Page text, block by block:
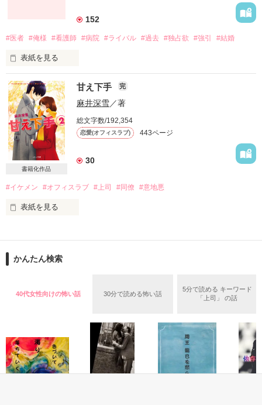
王子様のように優しい彼と
その優しさが嫌いな彼女
そんな二人の恋の始まりは
ある日の夜、ベッドの上から…！？
ひなた翠さま
読者様、皆々様に感謝
152
#医者 #俺様 #看護師 #病院 #ライバル #過去 #独占欲 #強引 #結婚
表紙を見る
「これ、私にですか？」
「そう、ただの下心だから」
百井　睦美(モモイ　ムツミ)
26歳
上司、後輩からの信頼も厚い
32歳
愛称(？)、俺様ドクター(本人は知らない)
瞬に翻弄されまくりの
書籍化作品
甘え下手 完
麻井深雪／著
総文字数/192,354
恋愛(オフィスラブ) 443ページ
30
#イケメン #オフィスラブ #上司 #同僚 #意地悪
表紙を見る
「比奈子ちゃんって櫻井室長のこと、好きでしょ？」
この広い世の中に、星の数ほど男がいるとして
誰か一人ぐらいはあの子じゃなくて私を見てくれるんじゃな
い？
かんたん検索
40代女性向けの怖い話 30分で読める怖い話
5分で読める キーワード
「上司」 の話